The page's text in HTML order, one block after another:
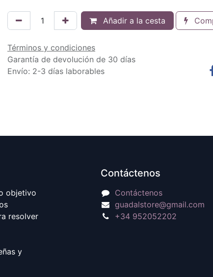
Añadir a la cesta
Términos y condiciones
Garantía de devolución de 30 días
Envío: 2-3 días laborables
objetivo
resolver
y
Contáctenos
Contáctenos
guadalstore@gmail.com
+34 952052202